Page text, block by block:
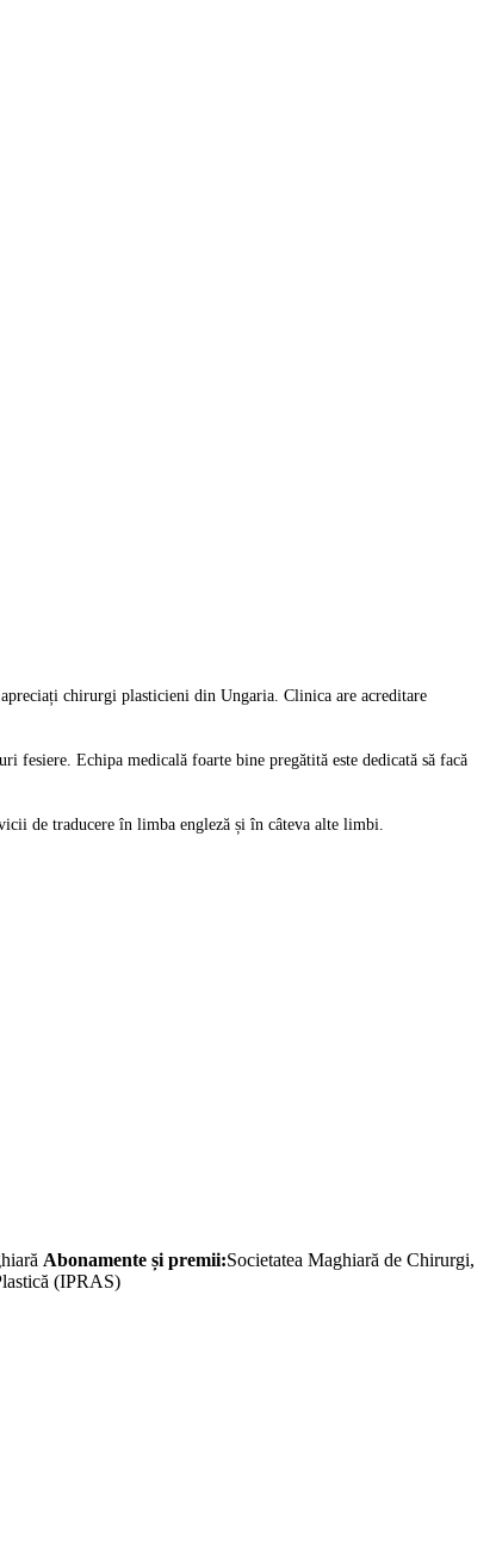
chirurgi plasticieni din Ungaria. Clinica are acreditare
Echipa medicală foarte bine pregătită este dedicată să facă
de traducere în limba engleză și în câteva alte limbi.
Abonamente și premii:Societatea Maghiară de Chirurgi,
(IPRAS)